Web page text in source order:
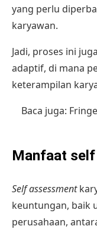
yang perlu
karyawan.
Jadi, proses ini
adaptif, di mana
keterampilan
Baca juga:
Manfaat
Self assessment
keuntungan, baik
perusahaan,